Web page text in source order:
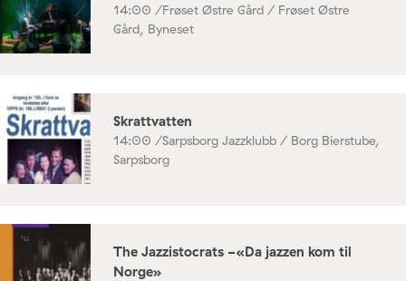
14:00 /Frøset Østre Gård / Frøset Østre
Gård, Byneset
Skrattvatten
14:00 /Sarpsborg Jazzklubb / Borg Bierstube,
Sarpsborg
The Jazzistocrats -«Da jazzen kom til
Norge»